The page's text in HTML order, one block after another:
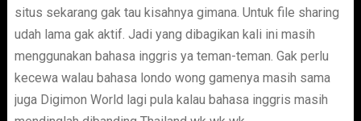
situs sekarang gak tau kisahnya gimana. Untuk file sharing
udah lama gak aktif. Jadi yang dibagikan kali ini masih
menggunakan bahasa inggris ya teman-teman. Gak perlu
kecewa walau bahasa londo wong gamenya masih sama
juga Digimon World lagi pula kalau bahasa inggris masih